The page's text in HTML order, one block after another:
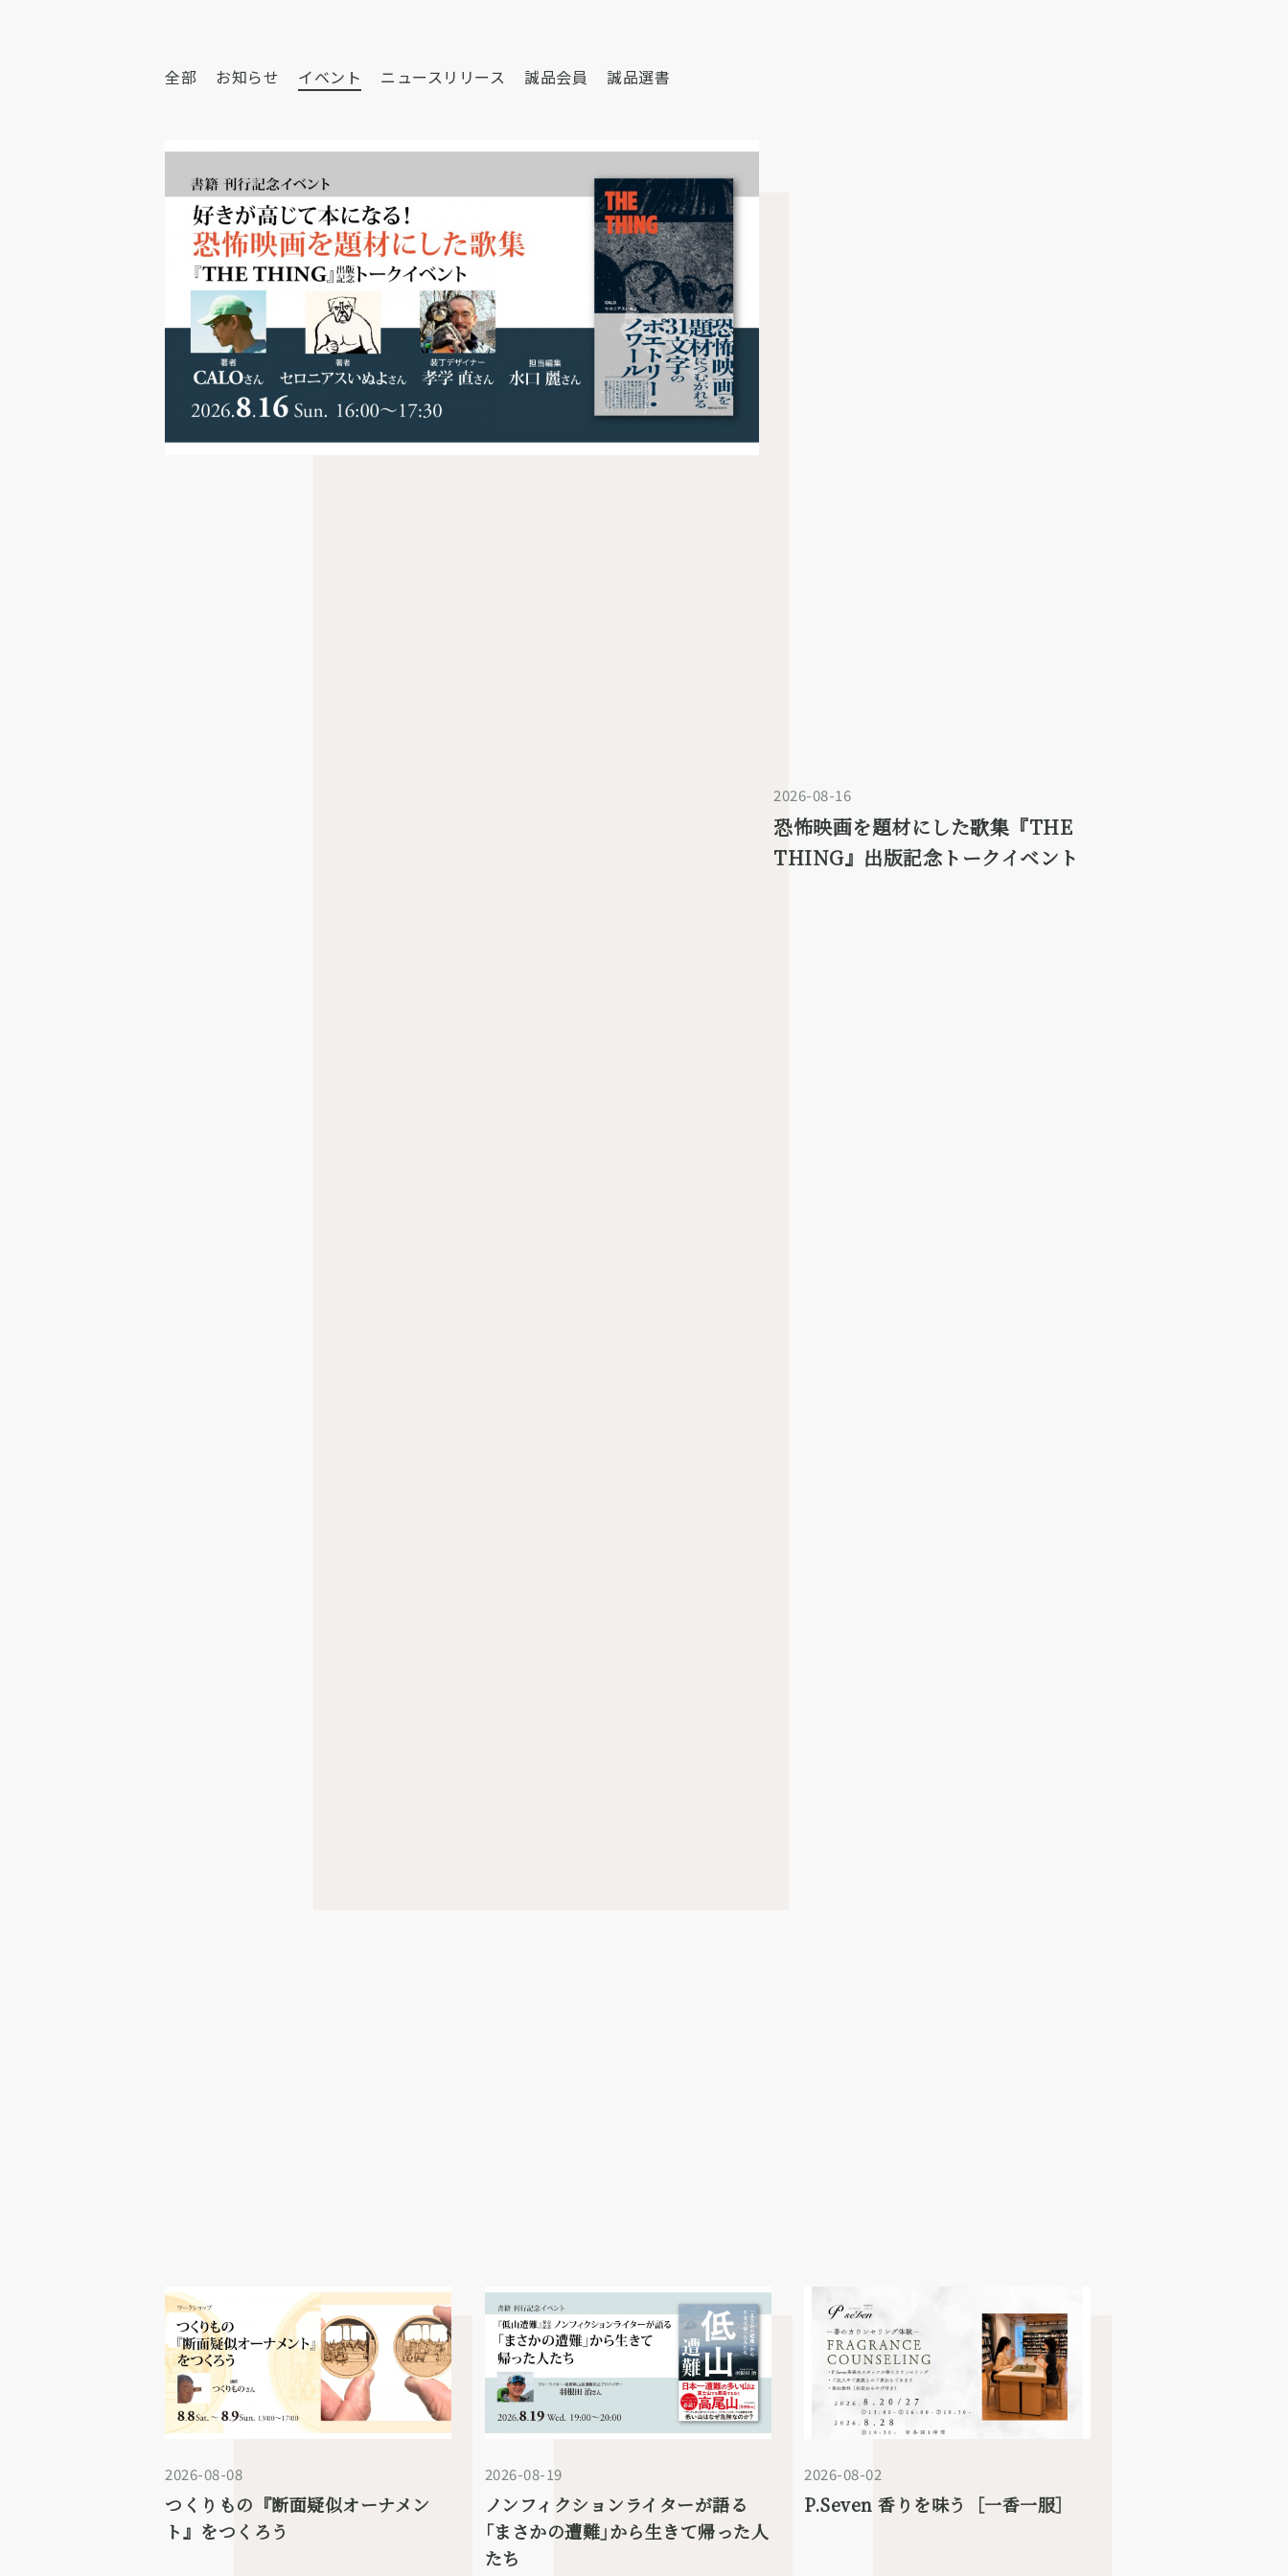
全部 お知らせ イベント ニュースリリース 誠品会員 誠品選書
2026-08-16
恐怖映画を題材にした歌集『THE
THING』出版記念トークイベント
2026-08-08
つくりもの『断面疑似オーナメン
ト』をつくろう
2026-08-19
ノンフィクションライターが語る
｢まさかの遭難｣から生きて帰った人
たち
2026-08-02
P.Seven 香りを味う［一香一服］